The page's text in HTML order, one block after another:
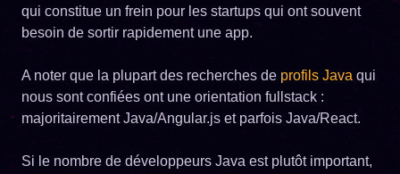
qui constitue un frein pour les startups qui ont souvent
besoin de sortir rapidement une app.
A noter que la plupart des recherches de profils Java qui
nous sont confiées ont une orientation fullstack :
majoritairement Java/Angular.js et parfois Java/React.
Si le nombre de développeurs Java est plutôt important,